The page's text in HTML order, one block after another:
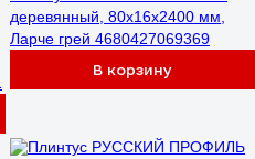
деревянный, 80х16х2400 мм,
Ларче грей 4680427069369
В корзину